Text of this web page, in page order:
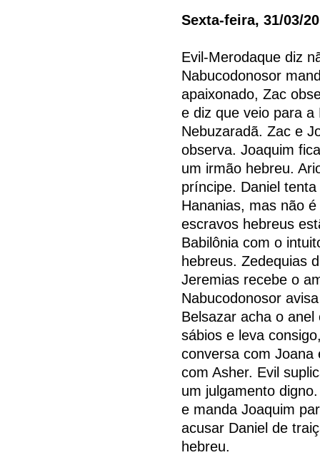
Sexta-feira, 31/03/
Evil-Merodaque diz
Nabucodonosor
apaixonado, Zac
e diz que veio para
Nebuzaradã. Zac e
observa. Joaquim
um irmão hebreu.
príncipe. Daniel
Hananias, mas não
escravos hebreus
Babilônia com o
hebreus. Zedequias
Jeremias recebe o
Nabucodonosor
Belsazar acha o
sábios e leva
conversa com
com Asher. Evil
um julgamento
e manda Joaquim
acusar Daniel de
hebreu.